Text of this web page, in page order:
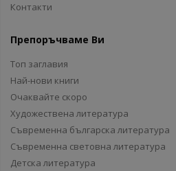
Контакти
Препоръчваме Ви
Топ заглавия
Най-нови книги
Очаквайте скоро
Художествена литература
Съвременна българска литература
Съвременна световна литература
Детска литература